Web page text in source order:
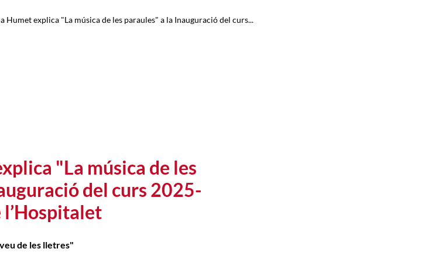
Humet explica "La música de les paraules" a la Inauguració del curs...
"La música de les
del curs 2025-
l’Hospitalet
de les lletres"